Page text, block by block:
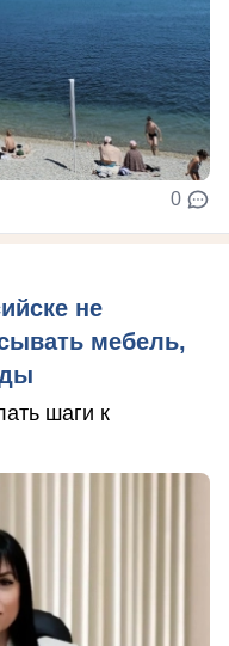
0
не
мебель,
шаги к